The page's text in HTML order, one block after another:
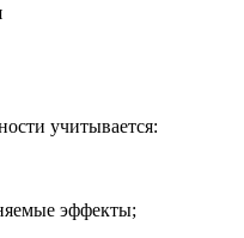
учитывается:
эффекты;